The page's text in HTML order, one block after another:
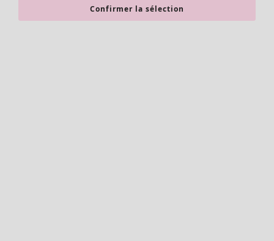
Confirmer la sélection